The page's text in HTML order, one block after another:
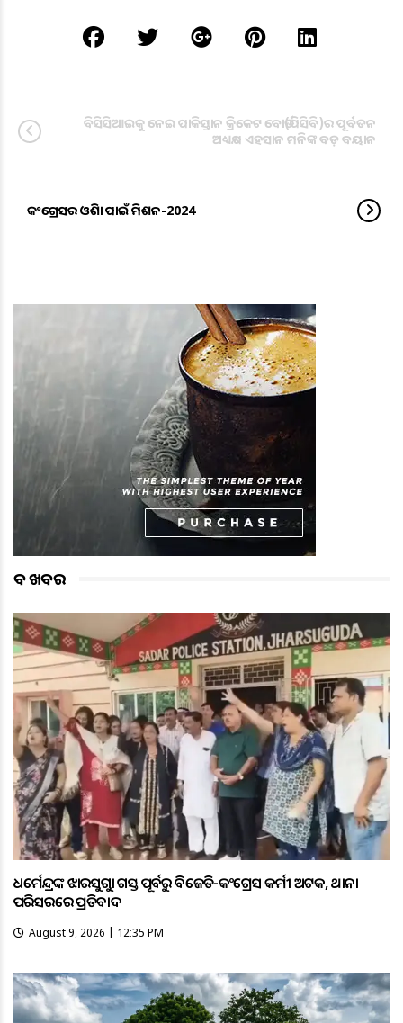
ବିସିସିଆଇକୁ ନେଇ ପାକିସ୍ତାନ କ୍ରିକେଟ ବୋର୍ଡ(ପିସିବି)ର ପୂର୍ବତନ
ଅଧ୍ୟକ୍ଷ ଏହସାନ ମନିଙ୍କ ବଡ଼ ବୟାନ
କଂଗ୍ରେସର ଓଡିଶା ପାଇଁ ମିଶନ-2024
ବଡ ଖବର
ଧର୍ମେନ୍ଦ୍ରଙ୍କ ଝାରସୁଗୁଡ଼ା ଗସ୍ତ ପୂର୍ବରୁ ବିଜେଡି-କଂଗ୍ରେସ କର୍ମୀ ଅଟକ, ଥାନା
ପରିସରରେ ପ୍ରତିବାଦ
August 9, 2026 | 12:35 PM